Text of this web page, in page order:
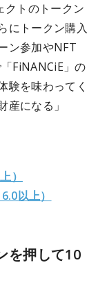
クトのトークン
にトークン購入
ン参加やNFT
FiNANCiE」の
験を味わってく
産になる」
）
以上）
を押して10